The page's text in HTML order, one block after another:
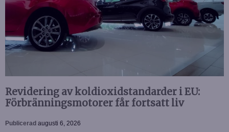
Revidering av koldioxidstandarder i EU:
Förbränningsmotorer får fortsatt liv
Publicerad augusti 6, 2026